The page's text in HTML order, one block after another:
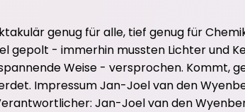
genug für alle, tief genug für
gepolt - immerhin mussten Lichter und
Weise - versprochen.
Impressum Jan-Joel van den
Jan-Joel van den